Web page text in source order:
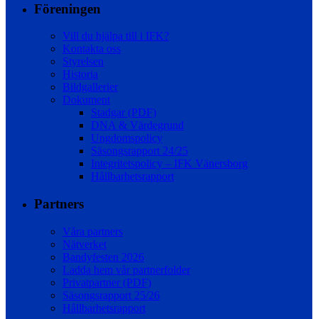
Föreningen
Vill du hjälpa till i IFK?
Kontakta oss
Styrelsen
Historia
Bildgallerier
Dokument
Stadgar (PDF)
DNA & Värdegrund
Ungdomspolicy
Säsongsrapport 24/25
Integritetspolicy – IFK Vänersborg
Hållbarhetsrapport
Partners
Våra partners
Nätverket
Bandyfesten 2026
Ladda hem vår partnerfolder
Privatpartner (PDF)
Säsongsrapport 25/26
Hållbarhetsrapport